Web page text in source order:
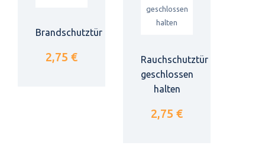
Brandschutztür
2,75 €
Rauchschutztür
geschlossen
halten
2,75 €